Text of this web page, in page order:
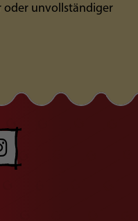
oder unvollständiger